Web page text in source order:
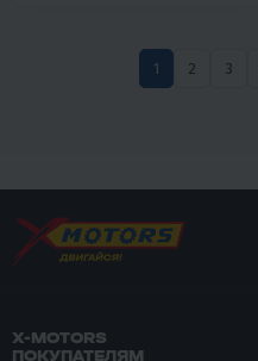
1 2 3
X-MOTORS
ПОКУПАТЕЛЯМ